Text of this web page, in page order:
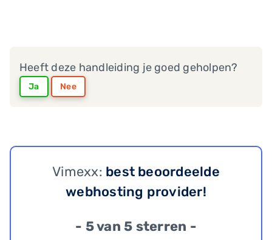
Heeft deze handleiding je goed geholpen?
Ja Nee
Vimexx: best beoordeelde
webhosting provider!
- 5 van 5 sterren -